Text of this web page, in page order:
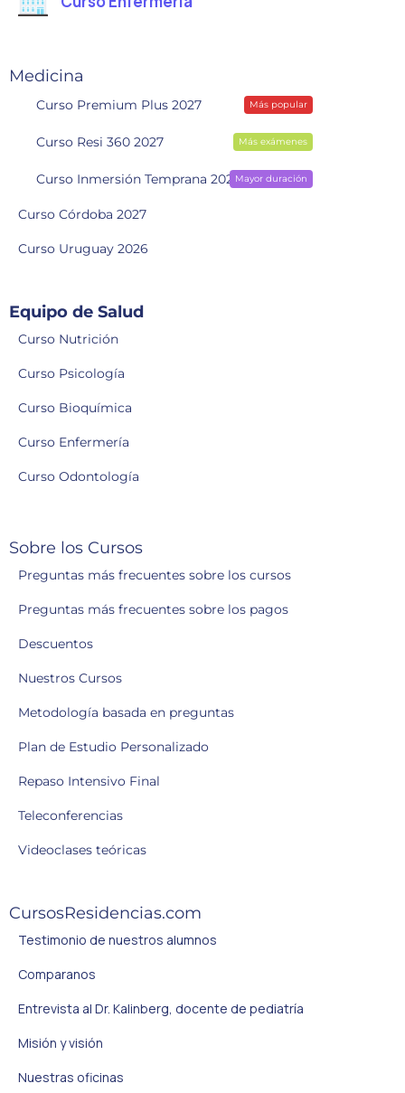
Medicina
Curso Premium Plus 2027 Más popular
Curso Resi 360 2027 Más exámenes
Curso Inmersión Temprana 2028Mayor duración
Curso Córdoba 2027
Curso Uruguay 2026
Equipo de Salud
Curso Nutrición
Curso Psicología
Curso Bioquímica
Curso Enfermería
Curso Odontología
Sobre los Cursos
Preguntas más frecuentes sobre los cursos
Preguntas más frecuentes sobre los pagos
Descuentos
Nuestros Cursos
Metodología basada en preguntas
Plan de Estudio Personalizado
Repaso Intensivo Final
Teleconferencias
Videoclases teóricas
CursosResidencias.com
Testimonio de nuestros alumnos
Comparanos
Entrevista al Dr. Kalinberg, docente de pediatría
Misión y visión
Nuestras oficinas